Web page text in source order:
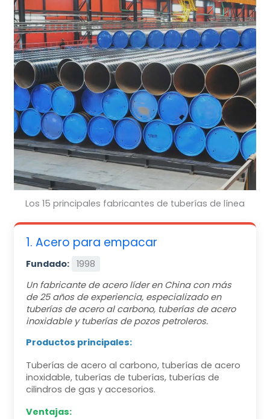
Los 15 principales fabricantes de tuberías de línea
1. Acero para empacar
Fundado:
1998
Un fabricante de acero líder en China con más
de 25 años de experiencia, especializado en
tuberías de acero al carbono, tuberías de acero
inoxidable y tuberías de pozos petroleros.
Productos principales:
Tuberías de acero al carbono, tuberías de acero
inoxidable, tuberías de tuberías, tuberías de
cilindros de gas y accesorios.
Ventajas: